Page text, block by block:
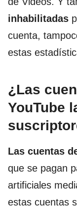
inhabilitadas
cuenta,
estas
¿Las
YouTube
Las cuentas
que se pagan
artificiales
estas cuentas